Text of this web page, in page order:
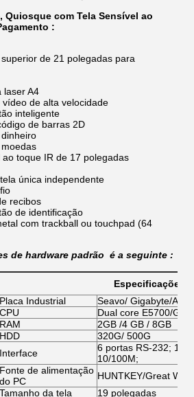
Quiosque com Tela Sensível ao
​​​​:
de 21 polegadas para
laser A4
de alta velocidade
inteligente
de barras 2D
ao toque IR de 17 polegadas
única independente
recibos
de identificação
com trackball ou touchpad (64
de hardware padrão é a seguinte :
Especificações
Placa Industrial
Seavo/ Gigabyte/
CPU
Dual core E5700/
RAM
2GB /4 GB / 8GB
HDD
320G/ 500G
Interface
6 portas RS-232; 1
10/100M;
Fonte de alimentação
do PC
HUNTKEY/Great Wall
Tamanho da tela
19 polegadas